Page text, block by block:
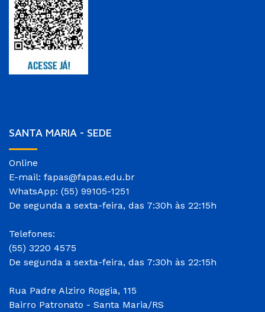
SANTA MARIA - SEDE
Online
E-mail: fapas@fapas.edu.br
WhatsApp: (55) 99105-1251
De segunda a sexta-feira, das 7:30h às 22:15h
Telefones:
(55) 3220 4575
De segunda a sexta-feira, das 7:30h às 22:15h
Rua Padre Alziro Roggia, 115
Bairro Patronato - Santa Maria/RS